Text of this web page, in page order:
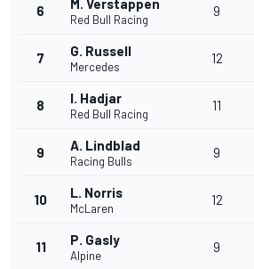
6 M. Verstappen
Red Bull Racing
9
7 G. Russell
Mercedes
12
8 I. Hadjar
Red Bull Racing
11
9 A. Lindblad
Racing Bulls
9
10 L. Norris
McLaren
12
11 P. Gasly
Alpine
9